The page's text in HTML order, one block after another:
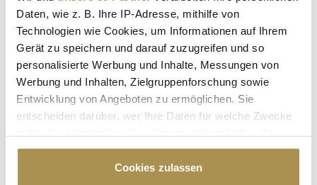
Daten, wie z. B. Ihre IP-Adresse, mithilfe von
Technologien wie Cookies, um Informationen auf Ihrem
Gerät zu speichern und darauf zuzugreifen und so
personalisierte Werbung und Inhalte, Messungen von
Werbung und Inhalten, Zielgruppenforschung sowie
Entwicklung von Angeboten zu ermöglichen. Sie
entscheiden darüber, wer Ihre Daten für welche Zwecke
Cookie-Erklärung oder durch Klicken auf das Privacy
Trigger Symbol ändern oder widerrufen
Cookies zulassen
Während Original-Andenken aus Star Wars, Harry Potter oder
James Bond durchaus stattliche Preise erzielen konnten, stahl
der ikonische Filzhut des schlitzohrigen Archäologen allen
anderen...
Die erfolgreichsten Games aus Deutschland
NEWS | 06.03.2024